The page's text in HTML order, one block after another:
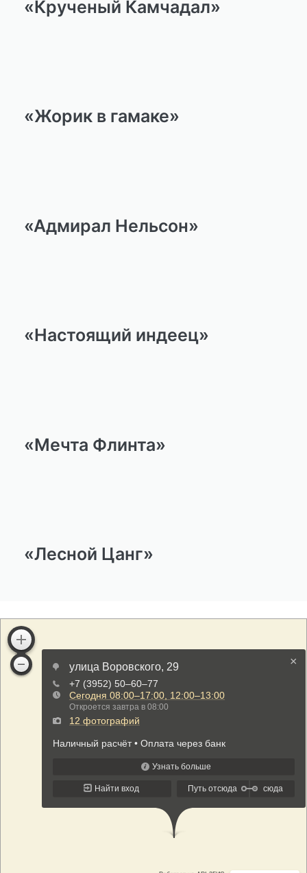
«Крученый Камчадал»
«Жорик в гамаке»
«Адмирал Нельсон»
«Настоящий индеец»
«Мечта Флинта»
«Лесной Цанг»